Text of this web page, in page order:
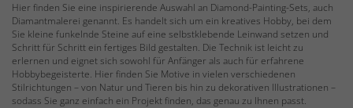
Hier finden Sie eine inspirierende Auswahl an Diamond-Painting-Sets, auch
Diamantmalerei genannt. Es handelt sich um ein kreatives Hobby, bei dem
Sie kleine funkelnde Steine auf eine selbstklebende Leinwand setzen und
Schritt für Schritt ein fertiges Bild gestalten. Die Technik ist leicht zu
erlernen und eignet sich sowohl für Anfänger als auch für erfahrene
Hobbybegeisterte. Hier finden Sie Motive in vielen verschiedenen
Stilrichtungen – von Natur und Tieren bis hin zu dekorativen Illustrationen –
sodass Sie ganz einfach ein Projekt finden, das genau zu Ihnen passt.